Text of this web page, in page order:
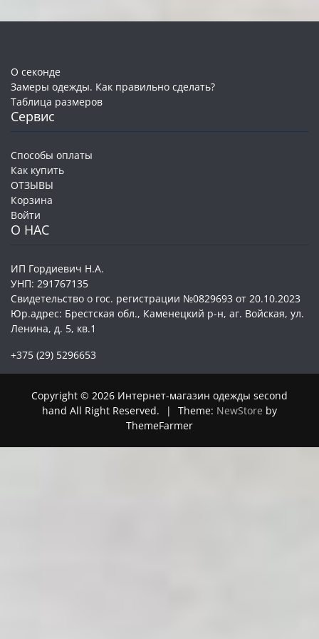
О секонде
Замеры одежды. Как правильно сделать?
Таблица размеров
Сервис
Способы оплаты
Как купить
ОТЗЫВЫ
Корзина
Войти
О НАС
ИП Гордиевич Н.А.
УНП: 291767135
Свидетельство о гос. регистрации №0829693 от 20.10.2023
Юр.адрес: Брестская обл., Каменецкий р-н, аг. Войская, ул.
Ленина, д. 5, кв.1
+375 (29) 5296653
Copyright © 2026 Интернет-магазин одежды second
hand All Right Reserved.
| Theme: NewStore by
ThemeFarmer